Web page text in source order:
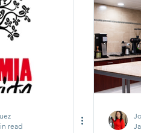
Specialty Coffee
Coffee
read